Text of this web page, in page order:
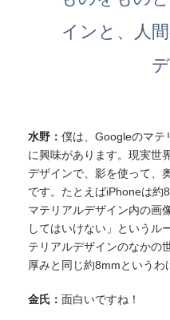
インと、人
水野： 僕は、Googleのマテ
に興味があります。現実世
デザインで、影を使って、
です。たとえばiPhoneは約
マテリアルデザイン内の画
してはいけない」というル
テリアルデザインのなかの
厚みと同じ約8mmというわ
金氏： 面白いですね！